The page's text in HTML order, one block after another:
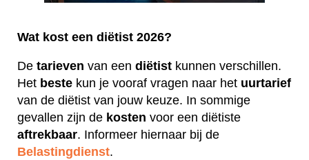
Wat kost een diëtist 2026?
De tarieven van een diëtist kunnen verschillen.
Het beste kun je vooraf vragen naar het uurtarief
van de diëtist van jouw keuze. In sommige
gevallen zijn de kosten voor een diëtiste
aftrekbaar. Informeer hiernaar bij de
Belastingdienst.